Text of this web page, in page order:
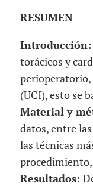
RESUMEN
Introducción:
torácicos y
perioperatorio,
(UCI), esto se
Material y
datos, entre
las técnicas
procedimiento,
Resultados: